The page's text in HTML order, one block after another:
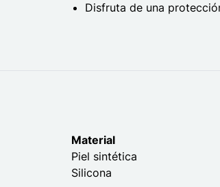
Disfruta de una
Material
Piel sintética
Silicona